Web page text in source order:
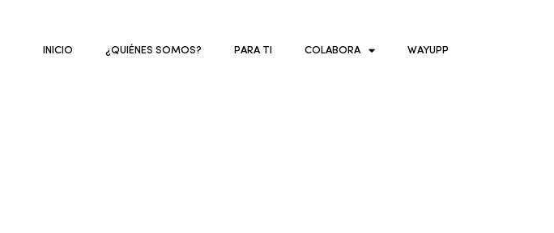
INICIO ¿QUIÉNES SOMOS? PARA TI COLABORA WAYUPP